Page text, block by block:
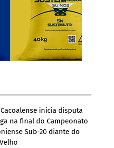
inicia disputa
na final do Campeonato
Sub-20 diante do